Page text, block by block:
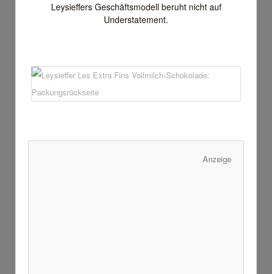
Leysieffers Geschäftsmodell beruht nicht auf
Understatement.
Anzeige